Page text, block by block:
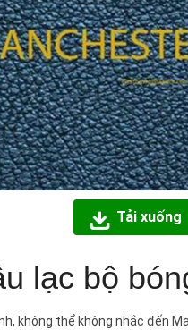
Tải xuống
lạc bộ
không thể không nhắc đến